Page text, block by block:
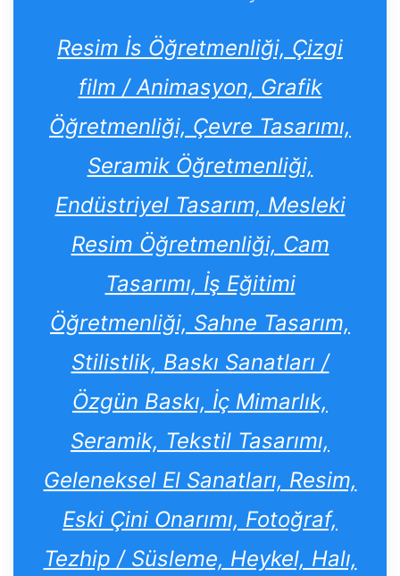
Resim İs Öğretmenliği, Çizgi
film / Animasyon, Grafik
Öğretmenliği, Çevre Tasarımı,
Seramik Öğretmenliği,
Endüstriyel Tasarım, Mesleki
Resim Öğretmenliği, Cam
Tasarımı, İş Eğitimi
Öğretmenliği, Sahne Tasarım,
Stilistlik, Baskı Sanatları /
Özgün Baskı, İç Mimarlık,
Seramik, Tekstil Tasarımı,
Geleneksel El Sanatları, Resim,
Eski Çini Onarımı, Fotoğraf,
Tezhip / Süsleme, Heykel, Halı,